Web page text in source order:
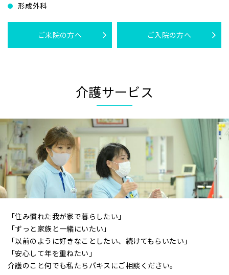
形成外科
ご来院の方へ ご入院の方へ
介護サービス
「住み慣れた我が家で暮らしたい」
「ずっと家族と一緒にいたい」
「以前のように好きなことしたい、続けてもらいたい」
「安心して年を重ねたい」
介護のこと何でも私たちパキスにご相談ください。